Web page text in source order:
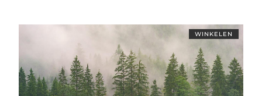
WINKELEN